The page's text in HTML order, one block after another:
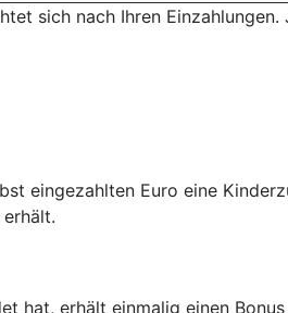
sich nach Ihren
eingezahlten Euro eine
hat, erhält einmalig einen